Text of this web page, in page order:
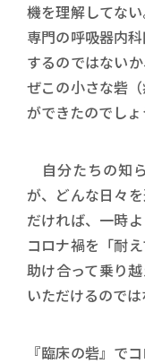
機を理解してな
専門の呼吸器内
するのではない
ぜこの小さな砦
ができたのでしょ
自分たちの知
が、どんな日々
だければ、一時
コロナ禍を「耐
助け合って乗り
いただけるのでは
『臨床の砦』で